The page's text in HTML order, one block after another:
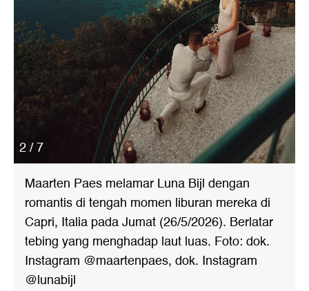
2 / 7
Maarten Paes melamar Luna Bijl dengan
romantis di tengah momen liburan mereka di
Capri, Italia pada Jumat (26/5/2026). Berlatar
tebing yang menghadap laut luas. Foto: dok.
Instagram @maartenpaes, dok. Instagram
@lunabijl